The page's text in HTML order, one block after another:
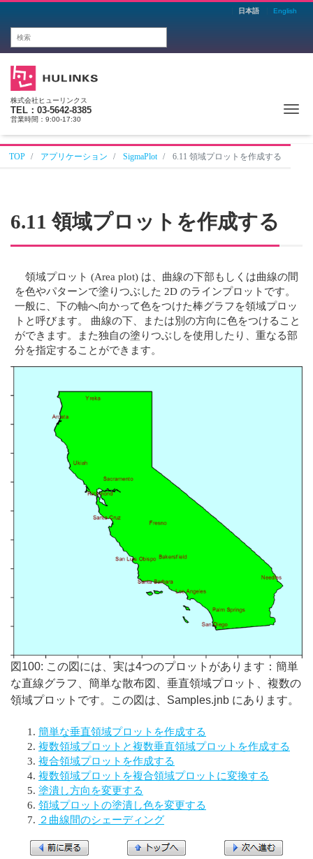
日本語 English
株式会社ヒューリンクス
TEL：03-5642-8385
営業時間：9:00-17:30
TOP アプリケーション SigmaPlot 6.11 領域プロットを作成する
6.11 領域プロットを作成する
領域プロット (Area plot) は、曲線の下部もしくは曲線の間
を色やパターンで塗りつぶした 2D のラインプロットです。
一般に、下の軸へ向かって色をつけた棒グラフを領域プロッ
トと呼びます。 曲線の下、または別の方向に色をつけること
ができます。また独自の塗りつぶしを使用したり、重なる部
分を指定することができます。
図100: この図には、実は4つのプロットがあります：簡単
な直線グラフ、簡単な散布図、垂直領域プロット、複数の
領域プロットです。この図は、Samples.jnb にあります。
簡単な垂直領域プロットを作成する
複数領域プロットと複数垂直領域プロットを作成する
複合領域プロットを作成する
複数領域プロットを複合領域プロットに変換する
塗潰し方向を変更する
領域プロットの塗潰し色を変更する
２曲線間のシェーディング